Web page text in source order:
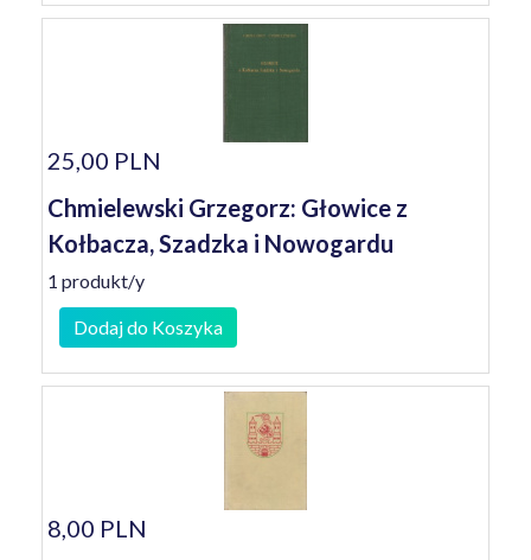
25,00 PLN
Chmielewski Grzegorz: Głowice z
Kołbacza, Szadzka i Nowogardu
1 produkt/y
Dodaj do Koszyka
8,00 PLN